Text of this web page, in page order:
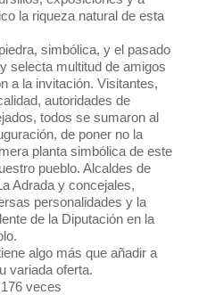
la riqueza natural de esta
simbólica, y el pasado
selecta multitud de amigos
a la invitación. Visitantes,
autoridades de
todos se sumaron al
de poner no la
planta simbólica de este
pueblo. Alcaldes de
Adrada y concejales,
personalidades y la
de la Diputación en la
algo más que añadir a
variada oferta.
veces